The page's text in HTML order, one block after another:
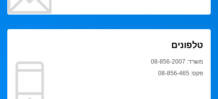
טלפונים
משרד: 08-856-2007
פקס: 08-856-465